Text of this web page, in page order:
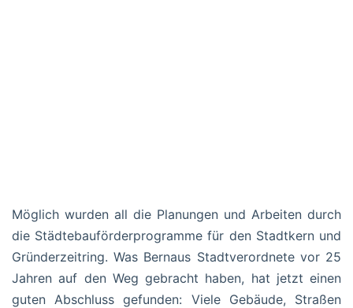
Möglich wurden all die Planungen und Arbeiten durch
die Städtebauförderprogramme für den Stadtkern und
Gründerzeitring. Was Bernaus Stadtverordnete vor 25
Jahren auf den Weg gebracht haben, hat jetzt einen
guten Abschluss gefunden: Viele Gebäude, Straßen